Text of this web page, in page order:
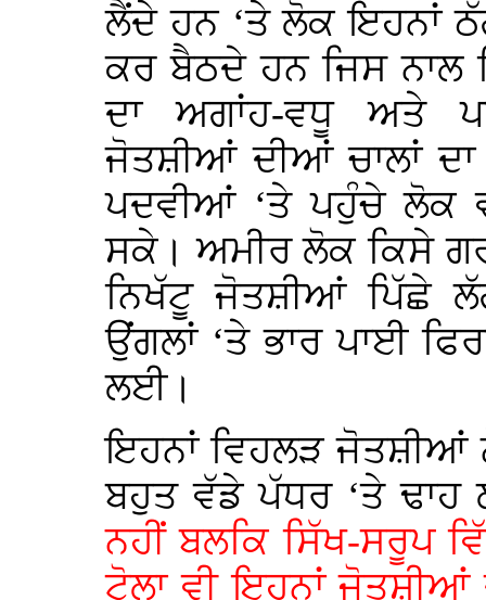
ਲੈਂਦੇ ਹਨ ‘ਤੇ ਲੋਕ ਇਹਨਾਂ
ਕਰ ਬੈਠਦੇ ਹਨ ਜਿਸ ਨਾਲ
ਦਾ ਅਗਾਂਹ-ਵਧੂ ਅਤੇ
ਜੋਤਸ਼ੀਆਂ ਦੀਆਂ ਚਾਲਾਂ
ਪਦਵੀਆਂ ‘ਤੇ ਪਹੁੰਚੇ ਲੋਕ
ਸਕੇ। ਅਮੀਰ ਲੋਕ ਕਿਸੇ
ਨਿਖੱਟੂ ਜੋਤਸ਼ੀਆਂ ਪਿੱਛੇ
ਉਂਗਲਾਂ ‘ਤੇ ਭਾਰ ਪਾਈ
ਲਈ।
ਇਹਨਾਂ ਵਿਹਲੜ ਜੋਤਸ਼ੀਆਂ
ਬਹੁਤ ਵੱਡੇ ਪੱਧਰ ‘ਤੇ
ਨਹੀਂ ਬਲਕਿ ਸਿੱਖ-ਸਰੂਪ
ਟੋਲਾ ਵੀ ਇਹਨਾਂ ਜੋਤਸ਼ੀਆਂ